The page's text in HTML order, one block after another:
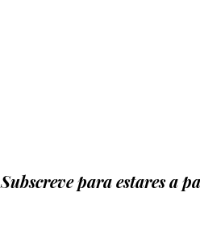
Subscreve para estares a